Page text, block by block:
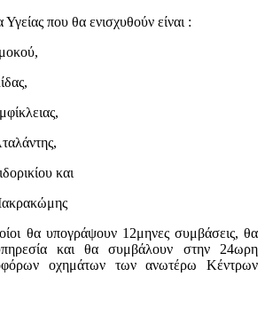
που θα ενισχυθούν είναι :
και
θα υπογράψουν 12μηνες συμβάσεις, θα
και θα συμβάλουν στην 24ωρη
οχημάτων των ανωτέρω Κέντρων